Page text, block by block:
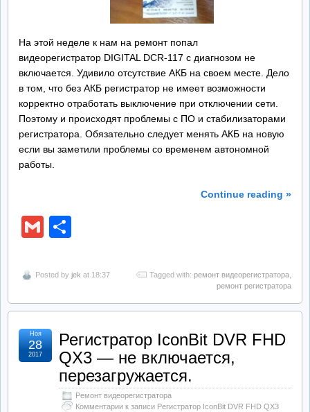
На этой неделе к нам на ремонт попал
видеорегистратор DIGITAL DCR-117 с диагнозом не
включается. Удивило отсутствие АКБ на своем месте. Дело
в том, что без АКБ регистратор не имеет возможности
корректно отработать выключение при отключении сети.
Поэтому и происходят проблемы с ПО и стабилизаторами
регистратора. Обязательно следует менять АКБ на новую
если вы заметили проблемы со временем автономной
работы.
Continue reading »
Gmail
Posted by jek at 18:37 Tagged with: ремонт видеорегистратора
ремонт регистратора
Регистратор IconBit DVR FHD
QX3 — не включается,
перезагружается.
Ремонт видеорегистратора
Комментарии к записи Регистратор IconBit DVR FHD QX3
Ноя
28
2017